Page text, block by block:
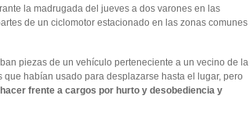
la madrugada del jueves a dos varones en las
de un ciclomotor estacionado en las zonas comunes
piezas de un vehículo perteneciente a un vecino de la
habían usado para desplazarse hasta el lugar, pero
frente a cargos por hurto y desobediencia y